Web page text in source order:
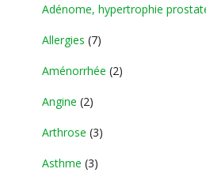
Adénome, hypertrophie
Allergies (7)
Aménorrhée (2)
Angine (2)
Arthrose (3)
Asthme (3)